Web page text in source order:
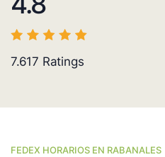
7.617 Ratings
FEDEX HORARIOS EN RABANALES